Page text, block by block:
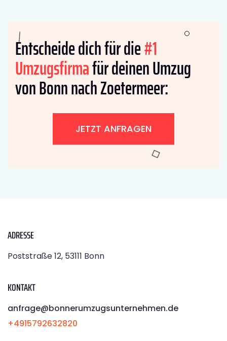
Entscheide dich für die#1
Umzugsfirmafür deinen Umzug
von Bonn nach Zoetermeer:
JETZT ANFRAGEN
ADRESSE
Poststraße 12, 53111 Bonn
KONTAKT
anfrage@bonnerumzugsunternehmen.de
+4915792632820